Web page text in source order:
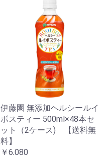
伊藤園 無添加ヘルシールイ
ボスティー 500ml×48本セ
ット（2ケース) 【送料無
料】
￥6,080